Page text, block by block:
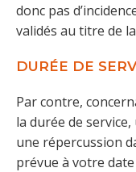
donc pas
validés au titre de
DURÉE DE
Par contre,
la durée de service,
une répercussion
prévue à votre